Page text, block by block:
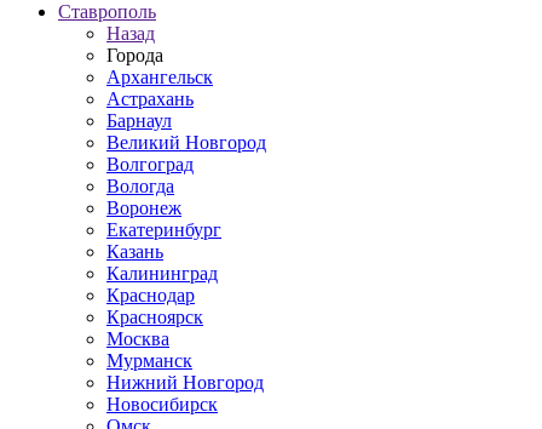
Ставрополь
Назад
Города
Архангельск
Астрахань
Барнаул
Великий Новгород
Волгоград
Вологда
Воронеж
Екатеринбург
Казань
Калининград
Краснодар
Красноярск
Москва
Мурманск
Нижний Новгород
Новосибирск